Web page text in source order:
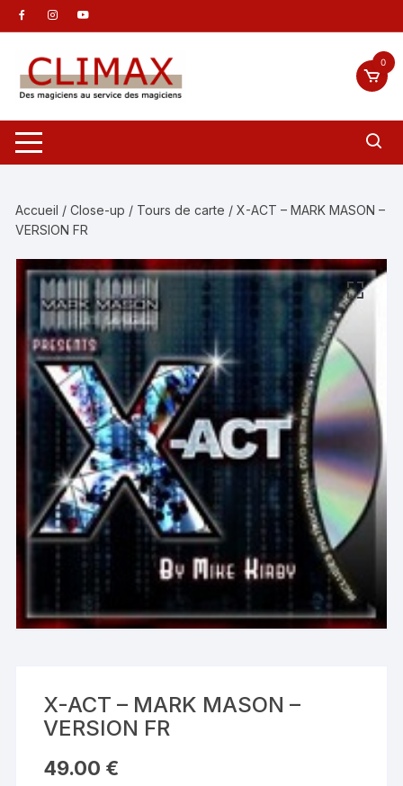
Aller
au
contenu
0
Accueil /Close-up / Tours de carte / X-ACT – MARK MASON –
VERSION FR
X-ACT – MARK MASON –
VERSION FR
49.00 €